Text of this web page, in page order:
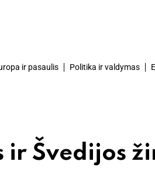
ir pasaulis Politika ir valdymas
ir Švedijos